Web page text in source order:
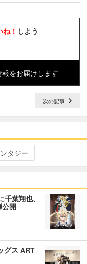
ね！ しよう
をお届けします
次の記事
タジー
葉翔也、
公開
グス ART